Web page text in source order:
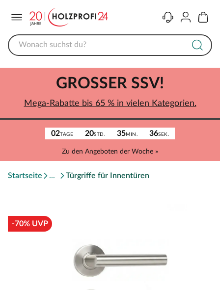
KontaktKonto
02TAGE 20STD. 35MIN. 36SEK.
Zu den Angeboten der Woche »
GROSSER SSV!
Mega-Rabatte bis 65 % in vielen Kategorien.
Startseite Türgriffe für Innentüren
-70% UVP